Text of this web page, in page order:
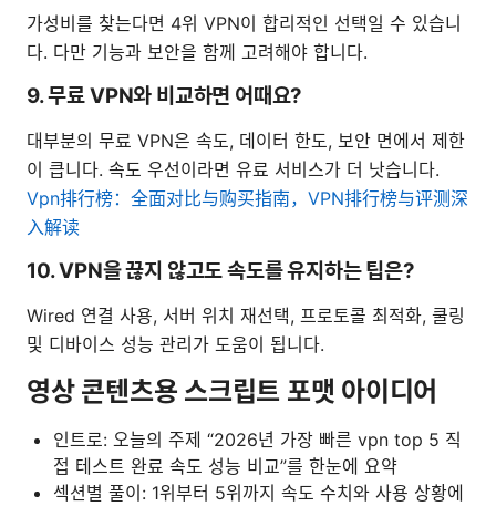
가성비를 찾는다면 4위 VPN이 합리적인 선택일 수 있습니
다. 다만 기능과 보안을 함께 고려해야 합니다.
9. 무료 VPN와 비교하면 어때요?
대부분의 무료 VPN은 속도, 데이터 한도, 보안 면에서 제한
이 큽니다. 속도 우선이라면 유료 서비스가 더 낫습니다.
Vpn排行榜：全面对比与购买指南，VPN排行榜与评测深
入解读
10. VPN을 끊지 않고도 속도를 유지하는 팁은?
Wired 연결 사용, 서버 위치 재선택, 프로토콜 최적화, 쿨링
및 디바이스 성능 관리가 도움이 됩니다.
영상 콘텐츠용 스크립트 포맷 아이디어
인트로: 오늘의 주제 “2026년 가장 빠른 vpn top 5 직
접 테스트 완료 속도 성능 비교”를 한눈에 요약
섹션별 풀이: 1위부터 5위까지 속도 수치와 사용 상황에